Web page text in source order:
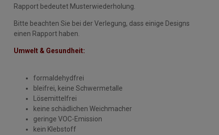
Rapport bedeutet Musterwiederholung.
Bitte beachten Sie bei der Verlegung, dass einige Designs
einen Rapport haben.
Umwelt & Gesundheit:
formaldehydfrei
bleifrei, keine Schwermetalle
Lösemittelfrei
keine schädlichen Weichmacher
geringe VOC-Emission
kein Klebstoff